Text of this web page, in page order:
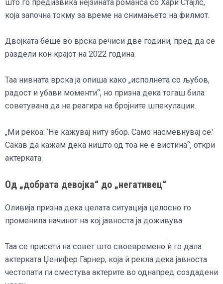
што го предизвика нејзината романса со Хари Стајлс,
која започна токму за време на снимањето на филмот.
Двојката беше во врска речиси две години, пред да се
раздели кон крајот на 2022 година.
Таа нивната врска ја опиша како „исполнета со љубов,
радост и убави моменти“, но призна дека тогаш била
советувана да не реагира на бројните шпекулации.
„Ми рекоа: ‘Не кажувај ниту збор. Само насмевнувај се.’
Сакав да кажам дека ништо од тоа не е вистина“, откри
актерката.
Од „добрата девојка“ до „негативец“
Оливија призна дека целата ситуација целосно го
променила начинот на кој јавноста ја доживува.
Таа се присети на совет што своевремено ѝ го дала
актерката Џенифер Гарнер, која ѝ рекла дека јавноста
честопати ги сместува актерите во однапред создадени